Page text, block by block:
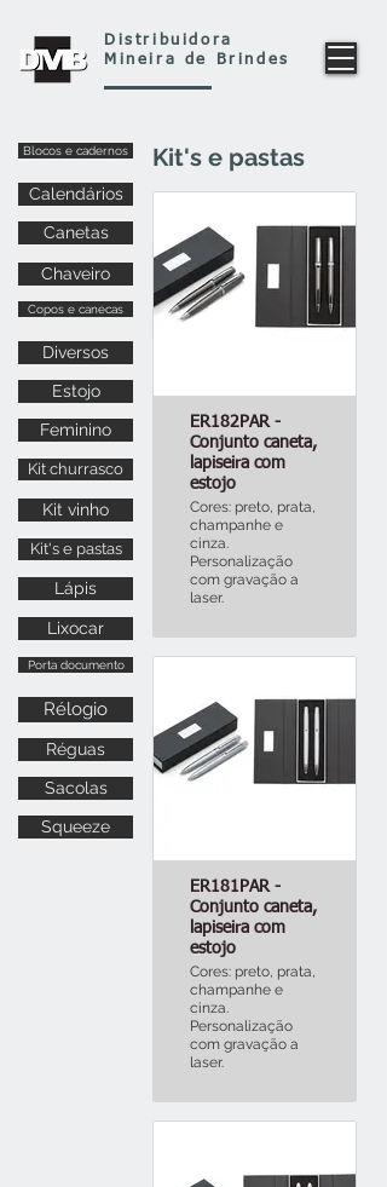
Distribuidora
Mineira de Brindes
Blocos e cadernos
Calendários
Canetas
Chaveiro
Copos e canecas
Diversos
Estojo
Feminino
Kit churrasco
Kit vinho
Kit's e pastas
Lápis
Lixocar
Porta documento
Rélogio
Réguas
Sacolas
Squeeze
Kit's e pastas
ER182PAR -
Conjunto caneta,
lapiseira com
estojo
Cores: preto, prata,
champanhe e
cinza.
Personalização
com gravação a
laser.
ER181PAR -
Conjunto caneta,
lapiseira com
estojo
Cores: preto, prata,
champanhe e
cinza.
Personalização
com gravação a
laser.